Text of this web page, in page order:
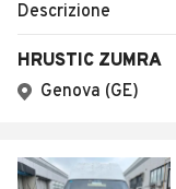
Descrizione
HRUSTIC ZUMRA
Genova (GE)